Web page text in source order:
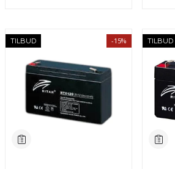
TILBUD -15% TILBUD